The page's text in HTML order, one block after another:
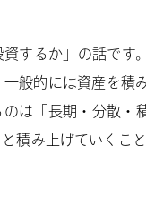
するか」の話です
般的には資産を積
は「長期・分散・
積み上げていくこ